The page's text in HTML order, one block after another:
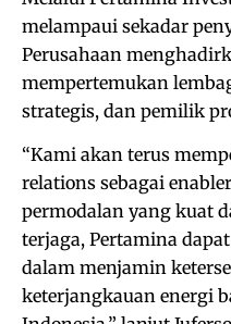
melampaui sekadar
Perusahaan
mempertemukan
strategis, dan pemilik
“Kami akan terus
relations sebagai
permodalan yang kuat
terjaga, Pertamina
dalam menjamin
keterjangkauan energi